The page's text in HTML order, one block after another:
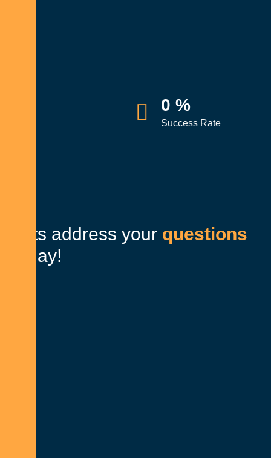
0 %
Success Rate
ts address your questions
day!